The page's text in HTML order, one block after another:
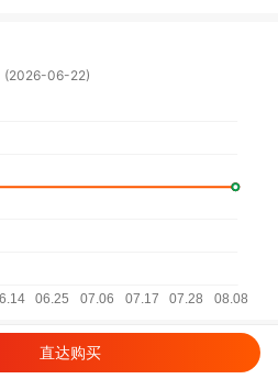
(2026-06-22)
直达购买